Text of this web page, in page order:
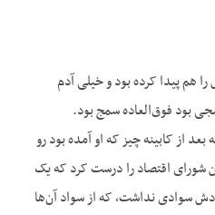
هم پیدا کرده بود و خیلی آدم
بود فوق‌العاده سمج بود.
از کابینه چیز که او آمده بود رو
شورای اقتصاد را درست کرد که یک
سوادی نداشت، که از سواد آن‌ها